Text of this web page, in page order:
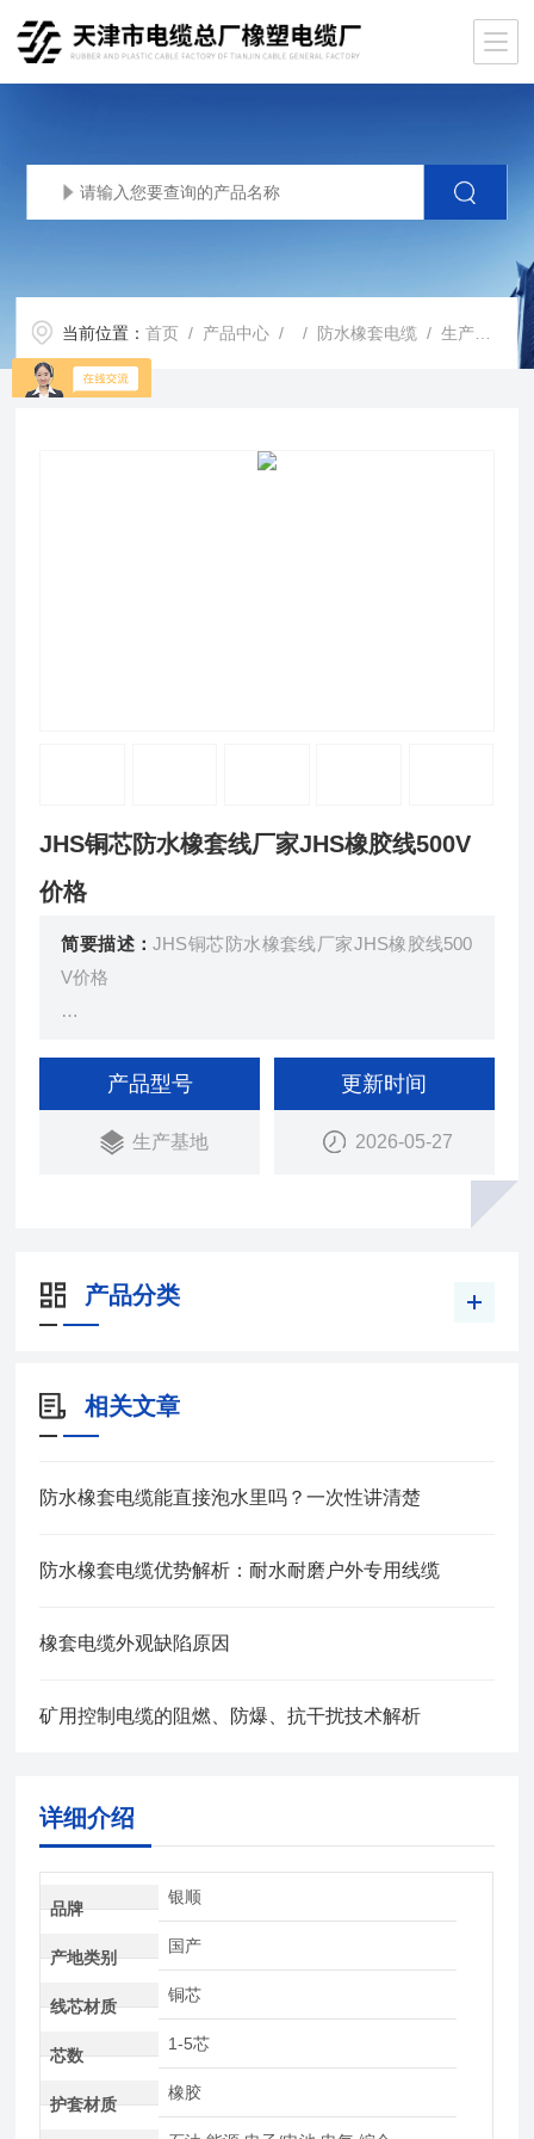
当前位置：首页 / 产品中心 / / 防水橡套电缆 / 生产基地JHS铜芯防水橡套线厂家JHS橡胶线500V价格
JHS铜芯防水橡套线厂家JHS橡胶线500V
价格
简要描述：JHS铜芯防水橡套线厂家JHS橡胶线500
V价格
电机上传输电能用。在长期浸水及较大的水压下，具
有好的电气绝缘性能。防水橡套电缆弯曲性能好，能
承受经常的移动.
产品型号
生产基地
更新时间
2026-05-27
产品分类
相关文章
防水橡套电缆能直接泡水里吗？一次性讲清楚
防水橡套电缆优势解析：耐水耐磨户外专用线缆
橡套电缆外观缺陷原因
矿用控制电缆的阻燃、防爆、抗干扰技术解析
详细介绍
品牌
银顺
产地类别
国产
线芯材质
铜芯
芯数
1-5芯
护套材质
橡胶